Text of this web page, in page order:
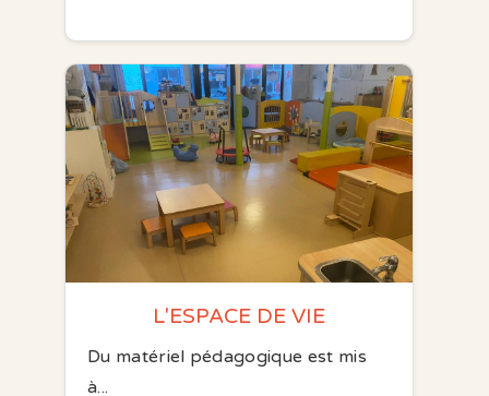
L'ESPACE DE VIE
Du matériel pédagogique est mis
à...